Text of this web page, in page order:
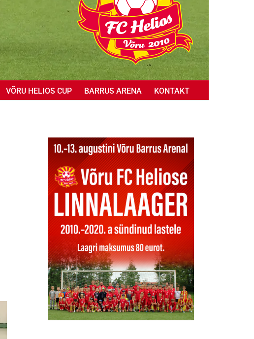
VÕRU HELIOS CUP BARRUS ARENA KONTAKT